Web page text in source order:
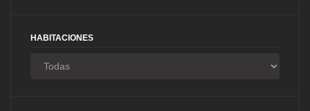
HABITACIONES